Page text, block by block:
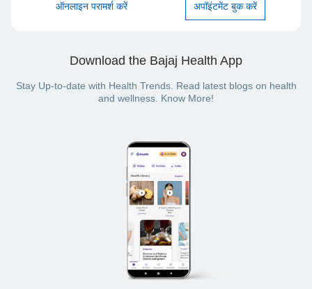
ऑनलाइन परामर्श करें अपॉइंटमेंट बुक करें
Download the Bajaj Health App
Stay Up-to-date with Health Trends. Read latest blogs on health
and wellness. Know More!